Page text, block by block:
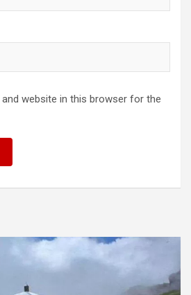
and website in this browser for the